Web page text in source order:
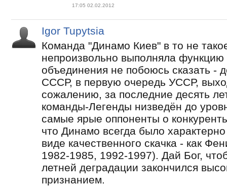
17:05 02.02.2012
Igor Tupytsia
Команда "Динамо Киев" в то не
непроизвольно выполняла функцию
объединения не побоюсь сказать -
СССР, в первую очередь УССР,
сожалению, за последние десять
команды-Легенды низведён до
самые ярые оппоненты о
что Динамо всегда было
виде качественного скачка - как
1982-1985, 1992-1997). Дай Бог,
летней деградации закончился
признанием.